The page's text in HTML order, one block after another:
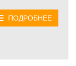
ПОДРОБНЕЕ